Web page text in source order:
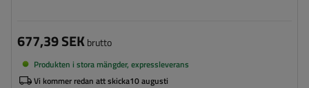
677,39 SEKbrutto
Produkten i stora mängder, expressleverans
Vi kommer redan att skicka10 augusti